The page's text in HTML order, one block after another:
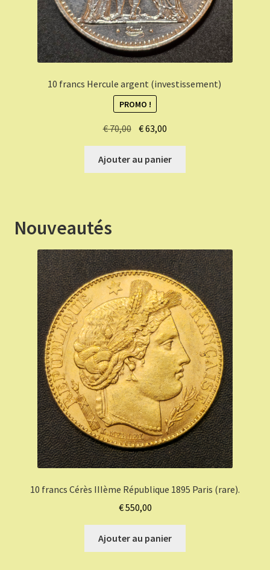
10 francs Hercule argent (investissement)
PROMO !
€70,00 Le
prix
initial
était :
€63,00
prix
actuel
est :
Ajouter au panier
Nouveautés
10 francs Cérès IIIème République 1895 Paris (rare).
€550,00
Ajouter au panier